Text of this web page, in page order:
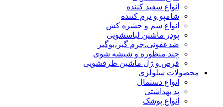
انواع سفید کننده
شامپو و نرم کننده
انواع سم و حشره کش
پودر ماشین لباسشویی
ضدعفونی،جرم گیر،بوگیر
چند منظوره و شیشه شوی
قرص و ژل ماشین ظرفشویی
محصولات سلولزی
انواع دستمال
پد بهداشتی
انواع پوشک